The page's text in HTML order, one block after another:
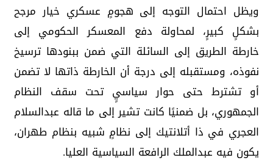
ويظل احتمال التوجه إلى هجومٍ عسكري خيار مرجح
بشكلٍ كبيرٍ، لمحاولة دفع المعسكر الحكومي إلى
خارطة الطريق إلى السائلة التي ضمن ببنودها ترسيخ
نفوذه، ومستقبله إلى درجة أن الخارطة ذاتها لا تضمن
أو تشترط حتى حوار سياسيٍ تحت سقف النظام
الجمهوري، بل ضمنيًا كانت تشير إلى ما قاله عبدالسلام
العجري في ذا أتلانتيك إلى نظامٍ شبيه بنظام طهران،
يكون فيه عبدالملك الرافعة السياسية العليا.